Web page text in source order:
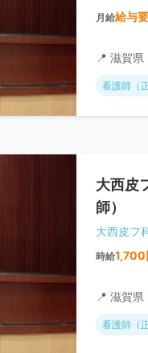
月給給与
📍 滋賀県
看護師（
大西皮
師）
大西皮フ
時給1,700
📍 滋賀県
看護師（